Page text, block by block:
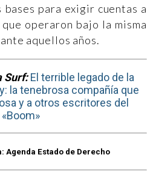
para exigir cuentas a
operaron bajo la misma
aquellos años.
Surf:El terrible legado de la
la tenebrosa compañía que
y a otros escritores del
«Boom»
Agenda Estado de Derecho